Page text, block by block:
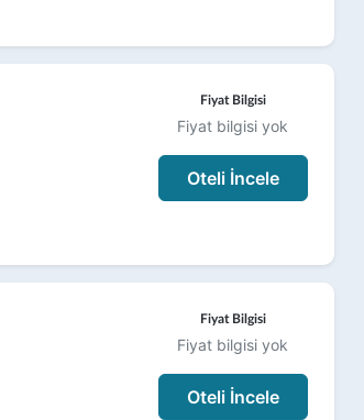
Fiyat Bilgisi
Fiyat bilgisi yok
Oteli İncele
Fiyat Bilgisi
Fiyat bilgisi yok
Oteli İncele